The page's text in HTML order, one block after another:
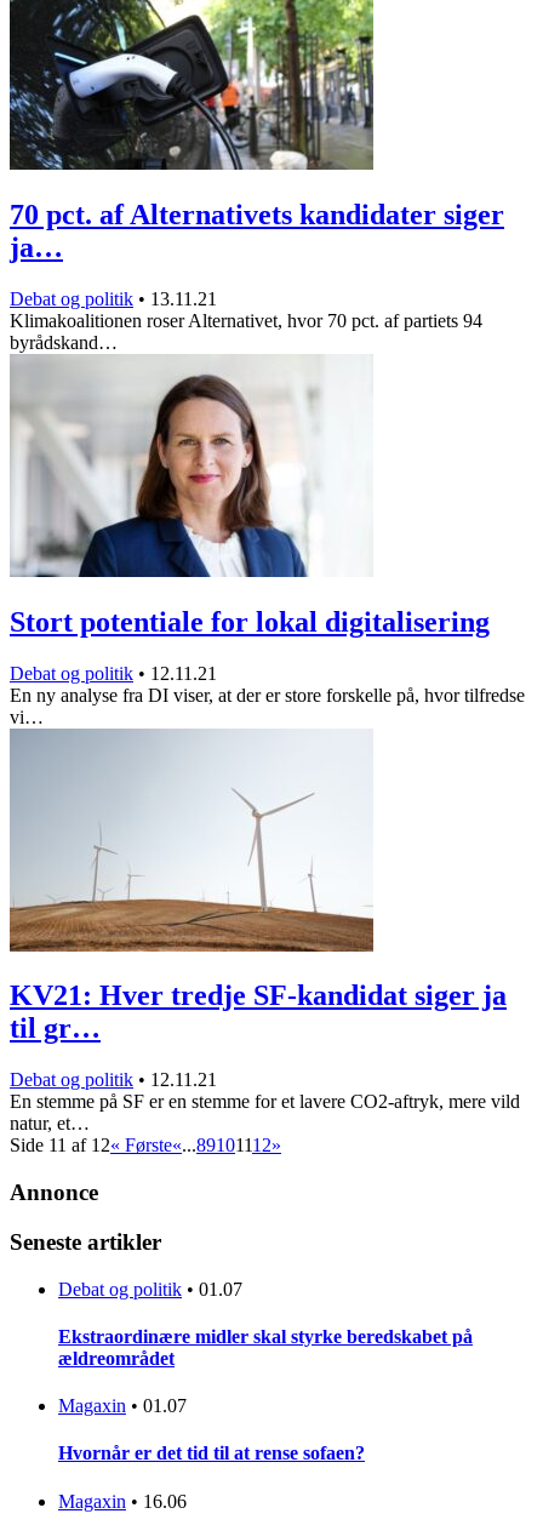
70 pct. af Alternativets kandidater siger
ja…
Debat og politik • 13.11.21
Klimakoalitionen roser Alternativet, hvor 70 pct. af partiets 94
byrådskand…
Stort potentiale for lokal digitalisering
Debat og politik • 12.11.21
En ny analyse fra DI viser, at der er store forskelle på, hvor tilfredse
vi…
KV21: Hver tredje SF-kandidat siger ja
til gr…
Debat og politik • 12.11.21
En stemme på SF er en stemme for et lavere CO2-aftryk, mere vild
natur, et…
Side 11 af 12« Første«...89101112»
Annonce
Seneste artikler
Debat og politik • 01.07
Ekstraordinære midler skal styrke beredskabet på
ældreområdet
Magaxin • 01.07
Hvornår er det tid til at rense sofaen?
Magaxin • 16.06